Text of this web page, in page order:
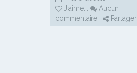
J'aime ...
Aucun
commentaire
Partager